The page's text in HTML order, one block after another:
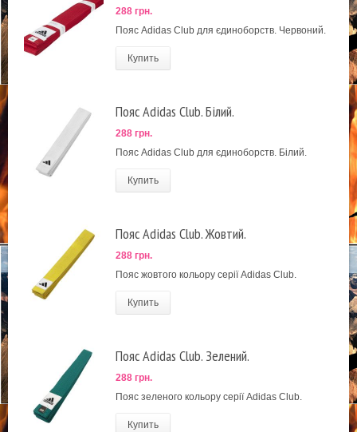
288 грн.
Пояс Adidas Club для єдиноборств. Червоний.
Купить
Пояс Adidas Club. Білий.
288 грн.
Пояс Adidas Club для єдиноборств. Білий.
Купить
Пояс Adidas Club. Жовтий.
288 грн.
Пояс жовтого кольору серії Adidas Club.
Купить
Пояс Adidas Club. Зелений.
288 грн.
Пояс зеленого кольору серії Adidas Club.
Купить